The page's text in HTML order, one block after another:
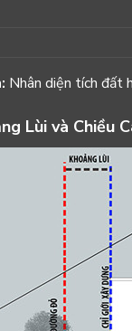
Nhân diện tích đất
Lùi và Chiều